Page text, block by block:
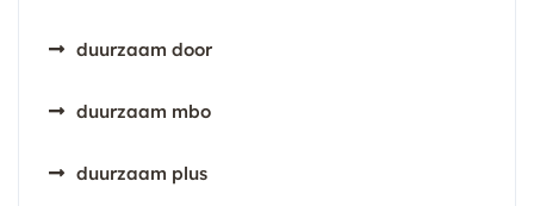
duurzaam door
duurzaam mbo
duurzaam plus